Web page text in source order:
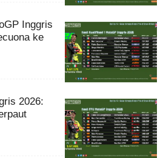
Inggris
ke
2026: